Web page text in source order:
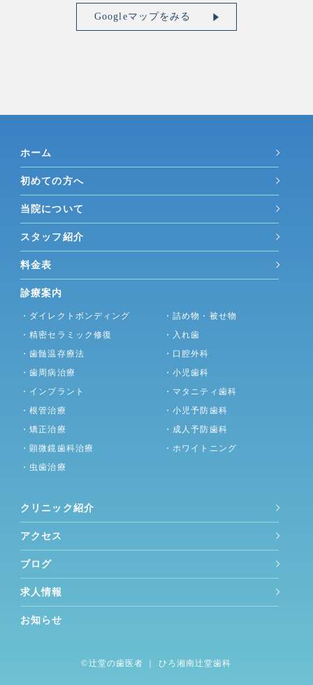
Googleマップをみる
ホーム
初めての方へ
当院について
スタッフ紹介
料金表
診療案内
・ダイレクトボンディング
・精密セラミック修復
・歯髄温存療法
・歯周病治療
・インプラント
・根管治療
・矯正治療
・顕微鏡歯科治療
・虫歯治療
・詰め物・被せ物
・入れ歯
・口腔外科
・小児歯科
・マタニティ歯科
・小児予防歯科
・成人予防歯科
・ホワイトニング
クリニック紹介
アクセス
ブログ
求人情報
お知らせ
©︎辻堂の歯医者 ｜ ひろ湘南辻堂歯科